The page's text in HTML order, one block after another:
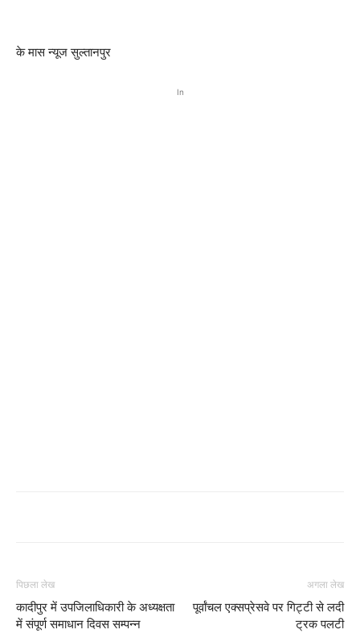
के मास न्यूज सुल्तानपुर
In
पिछला लेख
कादीपुर में उपजिलाधिकारी के अध्यक्षता
में संपूर्ण समाधान दिवस सम्पन्न
अगला लेख
पूर्वांचल एक्सप्रेसवे पर गिट्टी से लदी
ट्रक पलटी